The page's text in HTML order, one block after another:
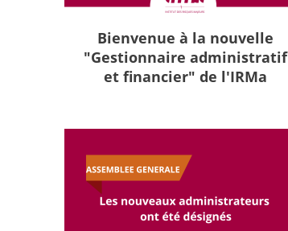
Bienvenue à la nouvelle
"Gestionnaire administratif
et financier" de l'IRMa